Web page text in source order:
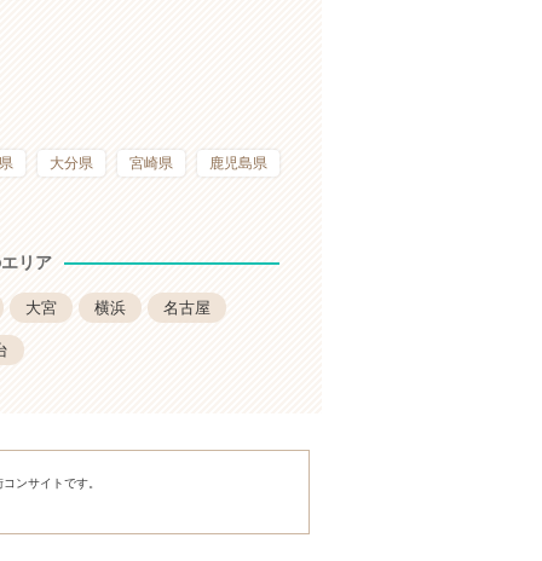
大分県 宮崎県 鹿児島県
リア
大宮 横浜 名古屋
ンサイトです。